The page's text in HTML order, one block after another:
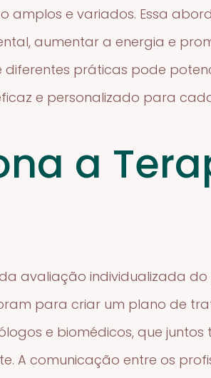
amplos e variados. Essa
aumentar a energia e
práticas pode
e personalizado para
a
avaliação individualizada do
para criar um plano de
e biomédicos, que
A comunicação entre os